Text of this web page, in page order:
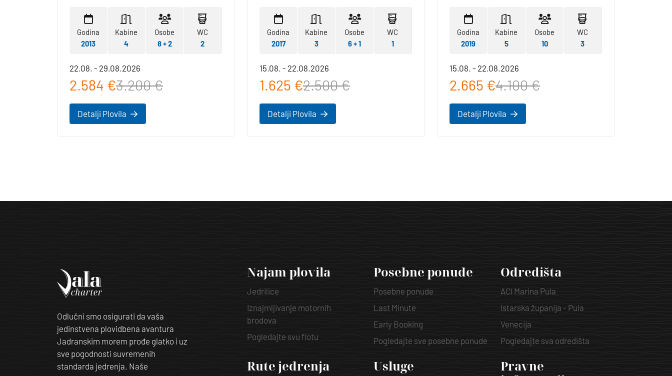
Godina
2013
Kabine
4
Osobe
8 + 2
WC
2
22.08. - 29.08.2026
2.584 €3.200 €
Detalji Plovila
Godina
2017
Kabine
3
Osobe
6 + 1
WC
1
15.08. - 22.08.2026
1.625 €2.500 €
Detalji Plovila
Godina
2019
Kabine
5
Osobe
10
WC
3
15.08. - 22.08.2026
2.665 €4.100 €
Detalji Plovila
Odlučni smo osigurati da vaša
jedinstvena plovidbena avantura
Jadranskim morem prođe glatko i uz
sve pogodnosti suvremenih
standarda jedrenja. Naše
Najam plovila
Jedrilice
Iznajmljivanje motornih
brodova
Pogledajte svu flotu
Posebne ponude
Posebne ponude
Last Minute
Early Booking
Pogledajte sve posebne ponude
Odredišta
ACI Marina Pula
Istarska županija - Pula
Venecija
Pogledajte sva odredišta
Rute jedrenja Usluge
Pravne